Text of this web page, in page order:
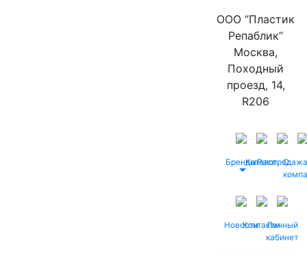
ООО “Пластик
Репаблик”
Москва,
Походный
проезд, 14,
R206
БрендыКаталог
Распродажа
О
НовостиКонтактыЛичный
кабинет